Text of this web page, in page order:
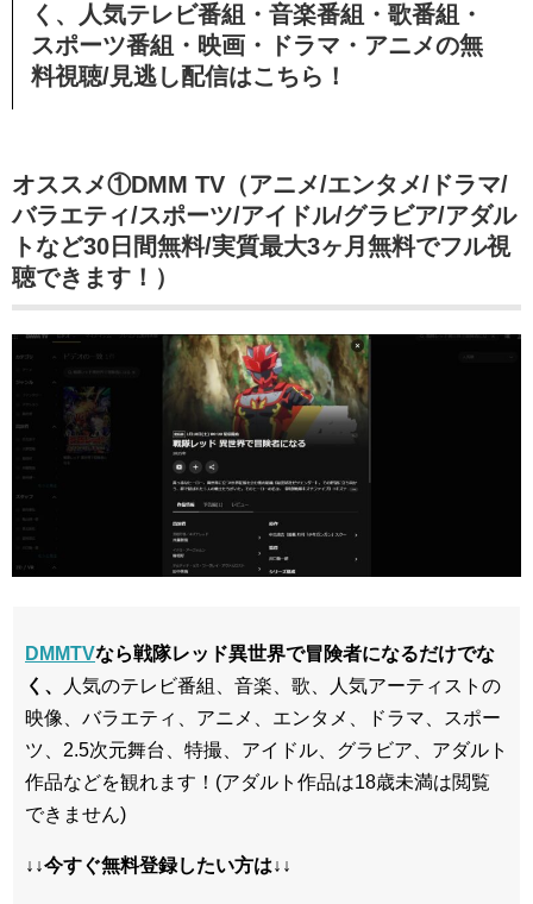
く、人気テレビ番組・音楽番組・歌番組・
スポーツ番組・映画・ドラマ・アニメの無
料視聴/見逃し配信はこちら！
オススメ①DMM TV（アニメ/エンタメ/ドラマ/
バラエティ/スポーツ/アイドル/グラビア/アダル
トなど30日間無料/実質最大3ヶ月無料でフル視
聴できます！）
DMMTVなら戦隊レッド異世界で冒険者になるだけでな
く、
人気のテレビ番組、音楽、歌、人気アーティストの
映像、バラエティ、アニメ、エンタメ、ドラマ、スポー
ツ、2.5次元舞台、特撮、アイドル、グラビア、アダルト
作品などを観れます！(アダルト作品は18歳未満は閲覧
できません)
↓↓今すぐ無料登録したい方は↓↓